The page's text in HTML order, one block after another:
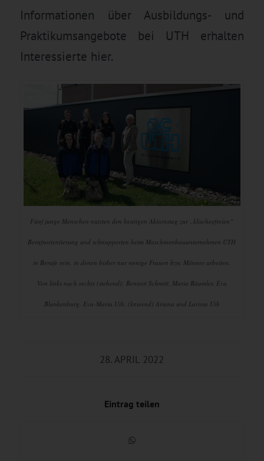
Informationen über Ausbildungs- und
Praktikumsangebote bei UTH erhalten
Interessierte hier.
Fünf junge Menschen nutzten den heutigen Aktionstag zur „klischeefreien“
Berufsorientierung und schnupperten beim Maschinenbauunternehmen UTH
in Berufe rein, in denen bisher nur wenige Frauen bzw. Männer arbeiten.
Von links nach rechts (stehend): Bennett Schmitt, Maria Bäumler, Eva
Blankenburg, Eva-Maria Uth, (knieend) Ariana und Larissa Uth
28. APRIL 2022
Eintrag teilen